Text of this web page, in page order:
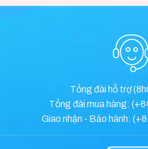
Tổng đài hỗ trợ
Tổng đài mua hàng:
Giao nhận - Bảo hành: